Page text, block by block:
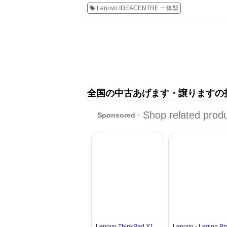
Lenovo IDEACENTRE 一体型
全国の中古あげます・譲りますの